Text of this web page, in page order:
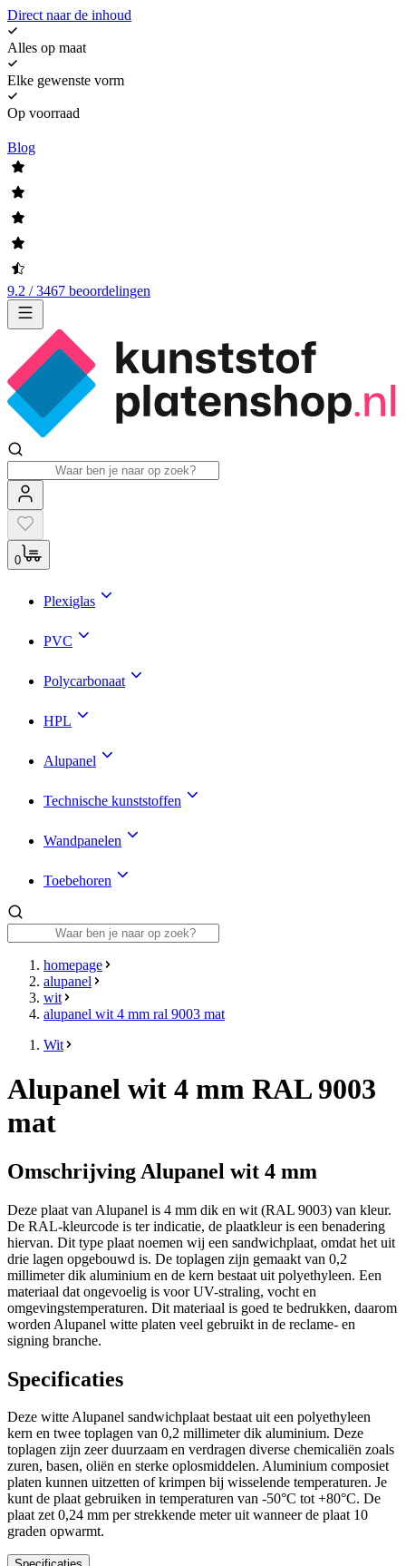
Direct naar de inhoud
Alles op maat
Elke gewenste vorm
Op voorraad
Blog
9.2 / 3467 beoordelingen
0
Plexiglas
PVC
Polycarbonaat
HPL
Alupanel
Technische kunststoffen
Wandpanelen
Toebehoren
homepage
alupanel
wit
alupanel wit 4 mm ral 9003 mat
Wit
Alupanel wit 4 mm RAL 9003
mat
Omschrijving Alupanel wit 4 mm
Deze plaat van Alupanel is 4 mm dik en wit (RAL 9003) van kleur.
De RAL-kleurcode is ter indicatie, de plaatkleur is een benadering
hiervan. Dit type plaat noemen wij een sandwichplaat, omdat het uit
drie lagen opgebouwd is. De toplagen zijn gemaakt van 0,2
millimeter dik aluminium en de kern bestaat uit polyethyleen. Een
materiaal dat ongevoelig is voor UV-straling, vocht en
omgevingstemperaturen. Dit materiaal is goed te bedrukken, daarom
worden Alupanel witte platen veel gebruikt in de reclame- en
signing branche.
Specificaties
Deze witte Alupanel sandwichplaat bestaat uit een polyethyleen
kern en twee toplagen van 0,2 millimeter dik aluminium. Deze
toplagen zijn zeer duurzaam en verdragen diverse chemicaliën zoals
zuren, basen, oliën en sterke oplosmiddelen. Aluminium composiet
platen kunnen uitzetten of krimpen bij wisselende temperaturen. Je
kunt de plaat gebruiken in temperaturen van -50°C tot +80°C. De
plaat zet 0,24 mm per strekkende meter uit wanneer de plaat 10
graden opwarmt.